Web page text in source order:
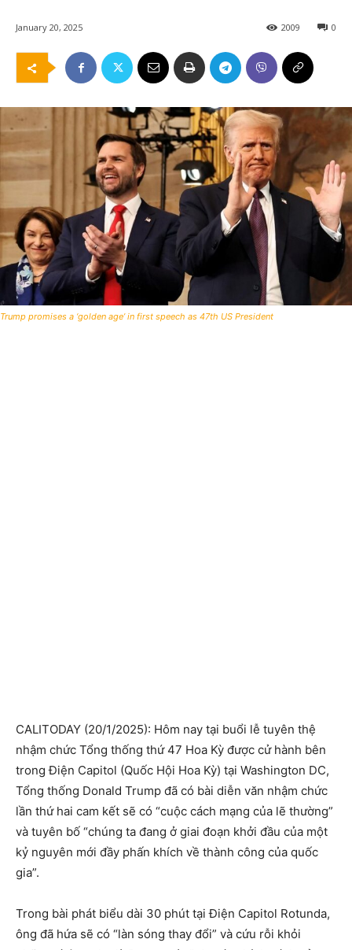
January 20, 2025 0
2009
Trump promises a ‘golden age’ in first speech as 47th US President
CALITODAY (20/1/2025): Hôm nay tại buổi lễ tuyên thệ
nhậm chức Tổng thống thứ 47 Hoa Kỳ được cử hành bên
trong Điện Capitol (Quốc Hội Hoa Kỳ) tại Washington DC,
Tổng thống Donald Trump đã có bài diễn văn nhậm chức
lần thứ hai cam kết sẽ có “cuộc cách mạng của lẽ thường”
và tuyên bố “chúng ta đang ở giai đoạn khởi đầu của một
kỷ nguyên mới đầy phấn khích về thành công của quốc
gia”.
Trong bài phát biểu dài 30 phút tại Điện Capitol Rotunda,
ông đã hứa sẽ có “làn sóng thay đổi” và cứu rỗi khỏi